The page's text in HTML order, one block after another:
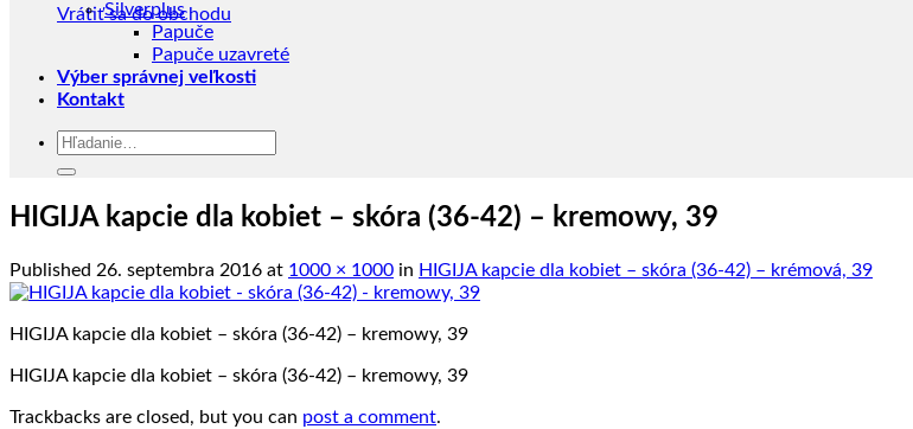
Vrátiť sa do obchodu
Silverplus
Papuče
Papuče uzavreté
Výber správnej veľkosti
Kontakt
Hľadať:
HIGIJA kapcie dla kobiet – skóra (36-42) – kremowy, 39
Published 26. septembra 2016 at 1000 × 1000 in HIGIJA kapcie dla kobiet – skóra (36-42) – krémová, 39
HIGIJA kapcie dla kobiet – skóra (36-42) – kremowy, 39
HIGIJA kapcie dla kobiet – skóra (36-42) – kremowy, 39
Trackbacks are closed, but you can post a comment.